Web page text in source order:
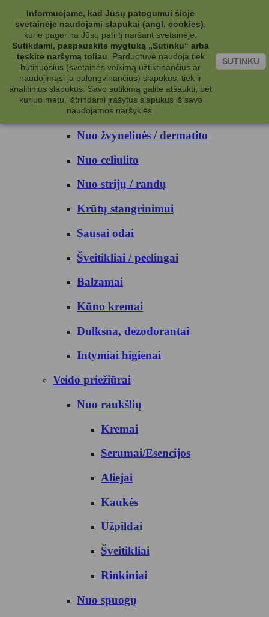
Kategorijos
Kosmetika
Kūno priežiūrai
Nuo prakaito
Kūno prausikliai
Nuo žvynelinės / dermatito
Nuo celiulito
Nuo strijų / randų
Krūtų stangrinimui
Sausai odai
Šveitikliai / peelingai
Balzamai
Kūno kremai
Dulksna, dezodorantai
Intymiai higienai
Veido priežiūrai
Nuo raukšlių
Kremai
Serumai/Esencijos
Aliejai
Kaukės
Užpildai
Šveitikliai
Rinkiniai
Nuo spuogų
Informuojame, kad Jūsų patogumui šioje
svetainėje naudojami slapukai (angl. cookies)
kurie pagerina Jūsų patirtį naršant svetainėje.
Sutikdami, paspauskite mygtuką „Sutinku“ arba
tęskite naršymą toliau
Parduotuvė naudoja tiek
būtinuosius (svetainės veikimą užtikrinančius ar
naudojimąsi ja palengvinančius) slapukus, tiek ir
analitinius slapukus. Savo sutikimą galite atšaukti, bet
kuriuo metu, ištrindami įrašytus slapukus iš savo
naudojamos naršyklės.
SUTINKU